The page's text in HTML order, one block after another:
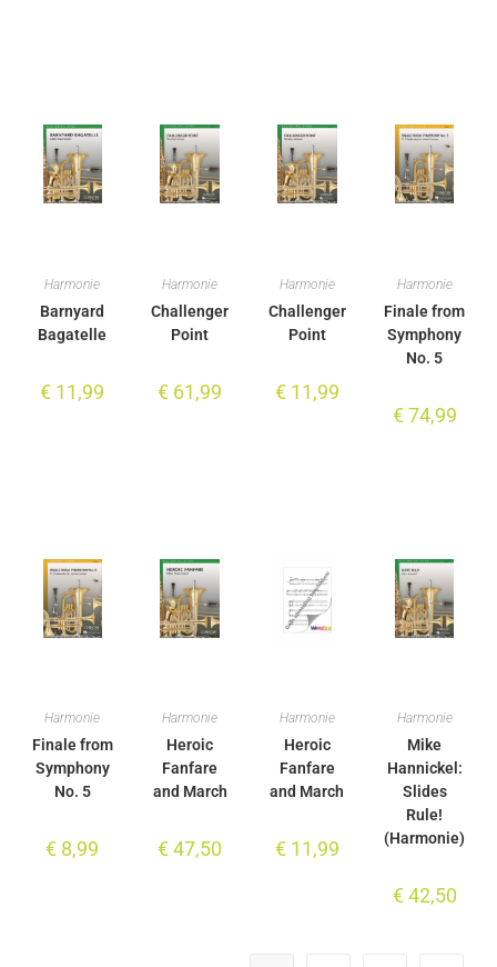
Harmonie
Barnyard
Bagatelle
€ 11,99
Harmonie
Challenger
Point
€ 61,99
Harmonie
Challenger
Point
€11,99
Harmonie
Finale from
Symphony
No. 5
€74,99
Harmonie
Finale from
Symphony
No. 5
€ 8,99
Harmonie
Heroic
Fanfare
and March
€47,50
Harmonie
Heroic
Fanfare
and March
€11,99
Harmonie
Mike
Hannickel:
Slides
Rule!
(Harmonie)
€42,50